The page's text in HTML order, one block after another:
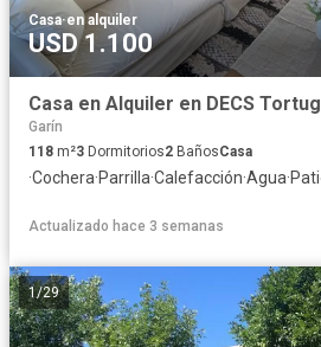
Casa·en alquiler
USD 1.100
Garín
118 m²3 Dormitorios2 BañosCasa
·Cochera·Parrilla·Calefacción·Agua·
Actualizado hace 3 semanas
1/29